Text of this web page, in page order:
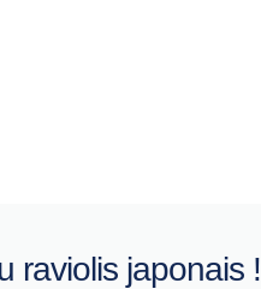
raviolis japonais !